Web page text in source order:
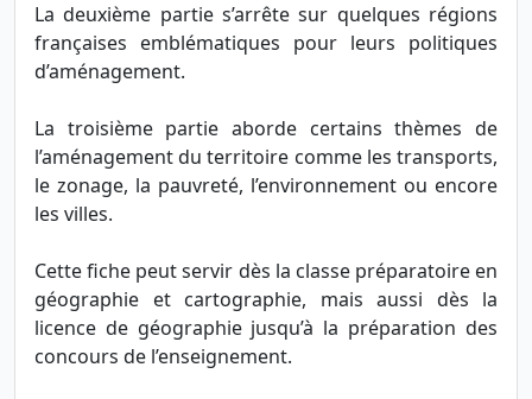
La deuxième partie s’arrête sur quelques régions
françaises emblématiques pour leurs politiques
d’aménagement.
La troisième partie aborde certains thèmes de
l’aménagement du territoire comme les transports,
le zonage, la pauvreté, l’environnement ou encore
les villes.
Cette fiche peut servir dès la classe préparatoire en
géographie et cartographie, mais aussi dès la
licence de géographie jusqu’à la préparation des
concours de l’enseignement.